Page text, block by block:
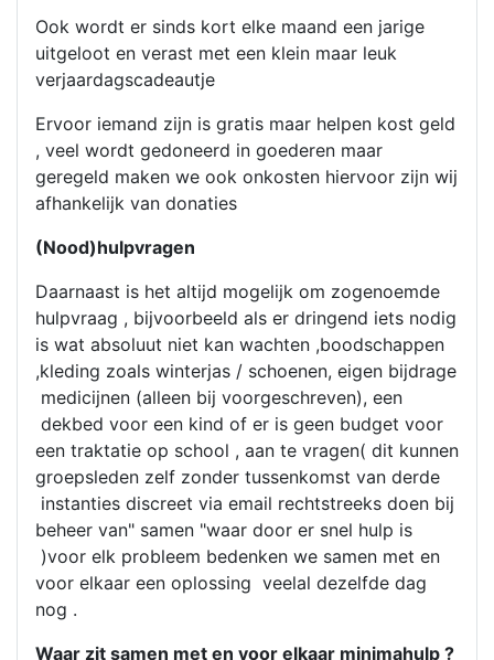
Ook wordt er sinds kort elke maand een jarige
uitgeloot en verast met een klein maar leuk
verjaardagscadeautje
Ervoor iemand zijn is gratis maar helpen kost geld
, veel wordt gedoneerd in goederen maar
geregeld maken we ook onkosten hiervoor zijn wij
afhankelijk van donaties
(Nood)hulpvragen
Daarnaast is het altijd mogelijk om zogenoemde
hulpvraag , bijvoorbeeld als er dringend iets nodig
is wat absoluut niet kan wachten ,boodschappen
,kleding zoals winterjas / schoenen, eigen bijdrage
medicijnen (alleen bij voorgeschreven), een
dekbed voor een kind of er is geen budget voor
een traktatie op school , aan te vragen( dit kunnen
groepsleden zelf zonder tussenkomst van derde
instanties discreet via email rechtstreeks doen bij
beheer van" samen "waar door er snel hulp is
)voor elk probleem bedenken we samen met en
voor elkaar een oplossing veelal dezelfde dag
nog .
Waar zit samen met en voor elkaar minimahulp ?